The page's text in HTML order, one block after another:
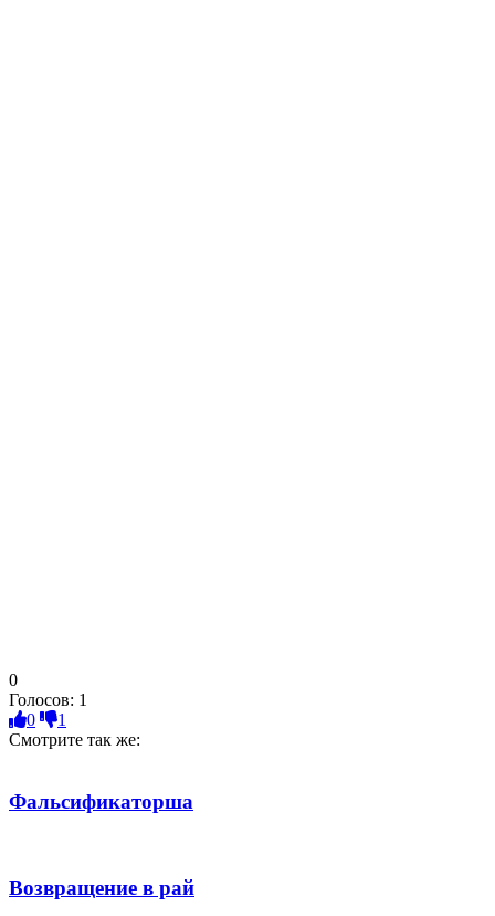
0
Голосов: 1
0
1
Смотрите так же:
Фальсификаторша
Возвращение в рай